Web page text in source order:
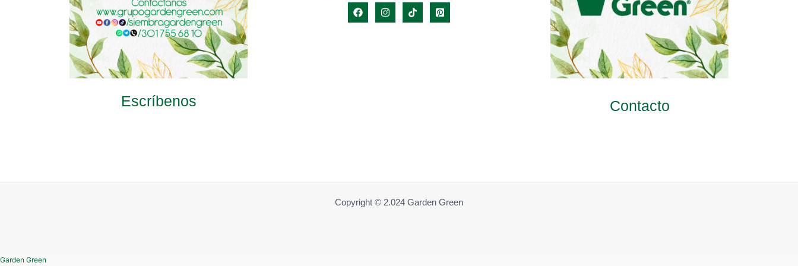
Escríbenos Contacto
Copyright © 2.024 Garden Green
Garden Green